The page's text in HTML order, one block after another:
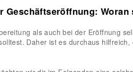
Geschäftseröffnung:
als auch bei der Eröffnung
Daher ist es durchaus